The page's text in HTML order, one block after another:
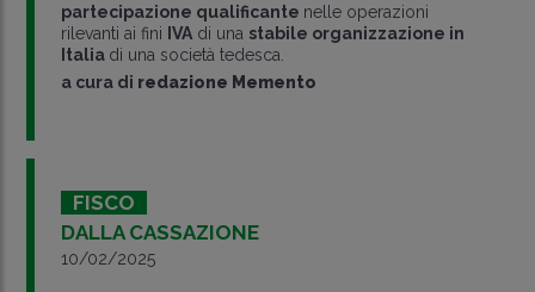
partecipazione qualificante nelle operazioni
rilevanti ai fini IVAdi una stabile organizzazione in
Italia di una società tedesca.
a cura di redazione Memento
FISCO
DALLA CASSAZIONE
10/02/2025